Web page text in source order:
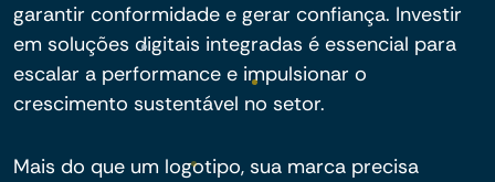
garantir conformidade e gerar confiança. Investir
em soluções digitais integradas é essencial para
escalar a performance e impulsionar o
crescimento sustentável no setor.
Mais do que um logotipo, sua marca precisa